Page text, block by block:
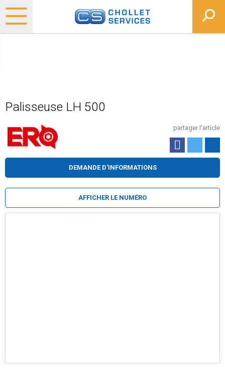
Palisseuse LH 500
partager l'article
DEMANDE D'INFORMATIONS
AFFICHER LE NUMÉRO